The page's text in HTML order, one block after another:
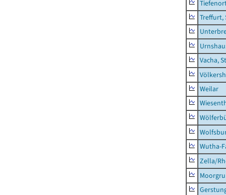
Treffurt,
Vacha,
Weilar
Wutha-
Zella/